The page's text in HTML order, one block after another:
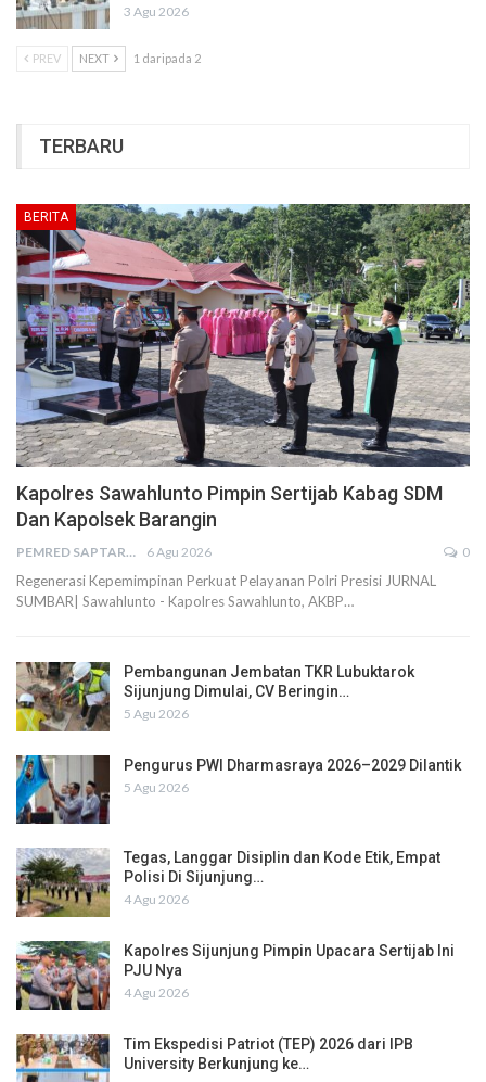
3 Agu 2026
PREV NEXT 1 daripada 2
TERBARU
BERITA
Kapolres Sawahlunto Pimpin Sertijab Kabag SDM
Dan Kapolsek Barangin
PEMRED SAPTARIUS 6 Agu 2026 0
Regenerasi Kepemimpinan Perkuat Pelayanan Polri Presisi JURNAL
SUMBAR| Sawahlunto - Kapolres Sawahlunto, AKBP…
Pembangunan Jembatan TKR Lubuktarok
Sijunjung Dimulai, CV Beringin…
5 Agu 2026
Pengurus PWI Dharmasraya 2026–2029 Dilantik
5 Agu 2026
Tegas, Langgar Disiplin dan Kode Etik, Empat
Polisi Di Sijunjung…
4 Agu 2026
Kapolres Sijunjung Pimpin Upacara Sertijab Ini
PJU Nya
4 Agu 2026
Tim Ekspedisi Patriot (TEP) 2026 dari IPB
University Berkunjung ke…